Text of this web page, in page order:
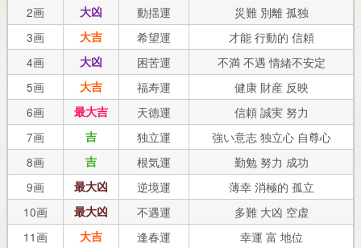
2画
大凶 動揺運
災難 別離 孤独
3画
大吉 希望運
才能 行動的 信頼
4画
大凶 困苦運
不満 不遇 情緒不安定
5画
大吉 福寿運
健康 財産 反映
6画
最大吉 天徳運
信頼 誠実 努力
7画
吉 独立運
強い意志 独立心 自尊心
8画
吉 根気運
勤勉 努力 成功
9画
最大凶 逆境運
薄幸 消極的 孤立
10画
最大凶 不遇運
多難 大凶 空虚
11画
大吉 逢春運
幸運 富 地位